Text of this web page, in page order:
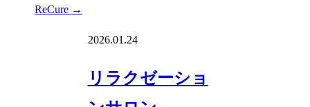
ReCure →
2026.01.24
リラクゼーショ